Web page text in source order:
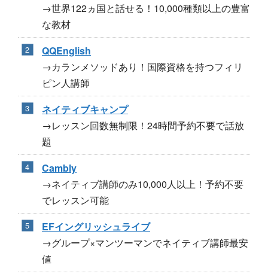
→世界122ヵ国と話せる！10,000種類以上の豊富
な教材
QQEnglish
→カランメソッドあり！国際資格を持つフィリ
ピン人講師
ネイティブキャンプ
→レッスン回数無制限！24時間予約不要で話放
題
Cambly
→ネイティブ講師のみ10,000人以上！予約不要
でレッスン可能
EFイングリッシュライブ
→グループ×マンツーマンでネイティブ講師最安
値